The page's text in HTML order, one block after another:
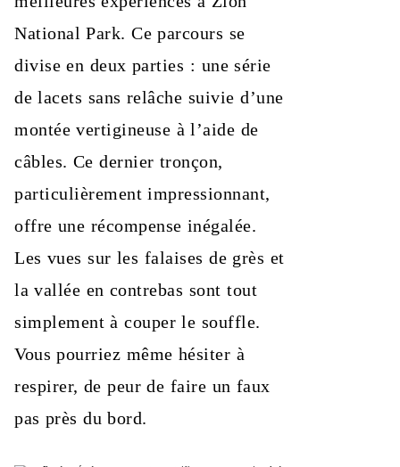
National Park. Ce parcours se
divise en deux parties : une série
de lacets sans relâche suivie d’une
montée vertigineuse à l’aide de
câbles. Ce dernier tronçon,
particulièrement impressionnant,
offre une récompense inégalée.
Les vues sur les falaises de grès et
la vallée en contrebas sont tout
simplement à couper le souffle.
Vous pourriez même hésiter à
respirer, de peur de faire un faux
pas près du bord.